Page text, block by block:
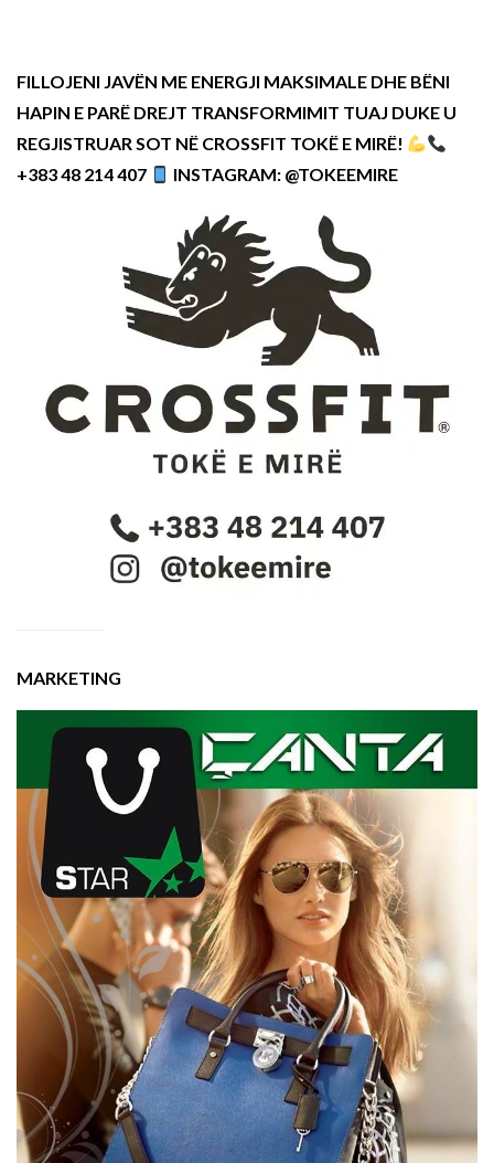
FILLOJENI JAVËN ME ENERGJI MAKSIMALE DHE BËNI
HAPIN E PARË DREJT TRANSFORMIMIT TUAJ DUKE U
REGJISTRUAR SOT NË CROSSFIT TOKË E MIRË!
+383 48 214 407
INSTAGRAM: @TOKEEMIRE
MARKETING